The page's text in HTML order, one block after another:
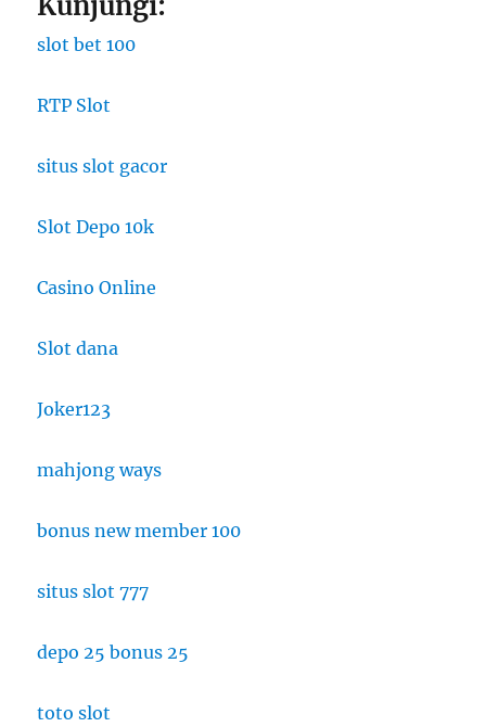
slot bet 100
RTP Slot
situs slot gacor
Slot Depo 10k
Casino Online
Slot dana
Joker123
mahjong ways
bonus new member 100
situs slot 777
depo 25 bonus 25
toto slot